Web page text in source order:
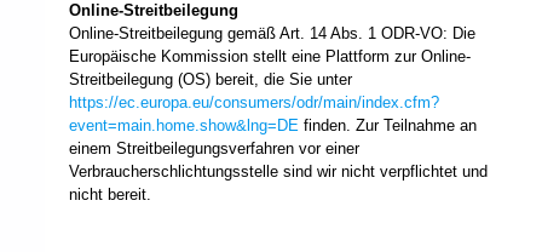
Online-Streitbeilegung
Online-Streitbeilegung gemäß Art. 14 Abs. 1 ODR-VO: Die
Europäische Kommission stellt eine Plattform zur Online-
Streitbeilegung (OS) bereit, die Sie unter
https://ec.europa.eu/consumers/odr/main/index.cfm?
event=main.home.show&lng=DEfinden. Zur Teilnahme an
einem Streitbeilegungsverfahren vor einer
Verbraucherschlichtungsstelle sind wir nicht verpflichtet und
nicht bereit.